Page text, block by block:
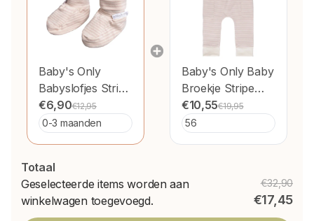
Baby's Only
Babyslofjes Stripe
Oud Roze
€6,90€12,95
Baby's Only Baby
Broekje Stripe
Oud Roze
€10,55€19,95
Totaal
Geselecteerde items worden aan
winkelwagen toegevoegd.
€32,90
€17,45